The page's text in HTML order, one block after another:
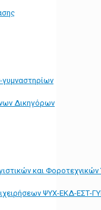
Δικηγόρων
και
ΨΥΧ-ΕΚΔ-ΕΣΤ-